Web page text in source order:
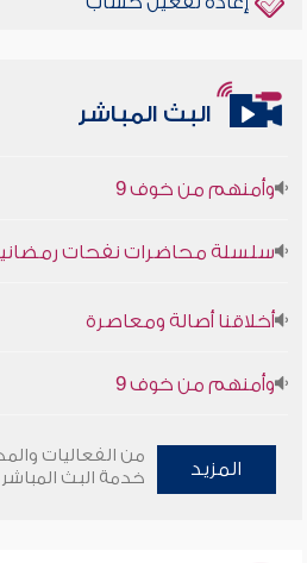
البث المباشر
أخلاقنا أصالة ومعاصرة
وأمنهم من خوف 9
سلسلة محاضرات نفحات رمضانية
أخلاقنا أصالة ومعاصرة
وأمنهم من خوف 9
المزيد
من الفعاليات
خدمة البث المباشر